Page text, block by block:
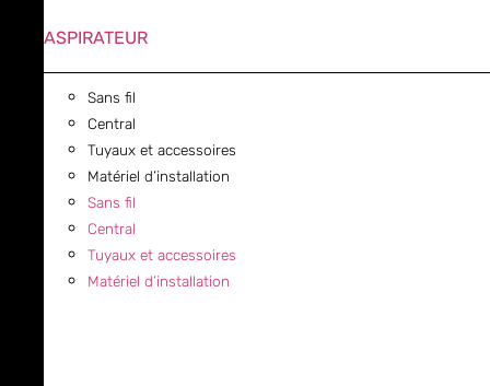
ASPIRATEUR
Sans fil
Central
Tuyaux et accessoires
Matériel d’installation
Sans fil
Central
Tuyaux et accessoires
Matériel d’installation